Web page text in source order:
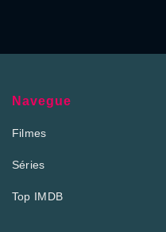
Navegue
Filmes
Séries
Top IMDB